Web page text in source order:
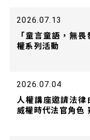
2026.07.13
「童言童語，無
權系列活動
2026.07.04
人權講座邀請法
威權時代法官角色